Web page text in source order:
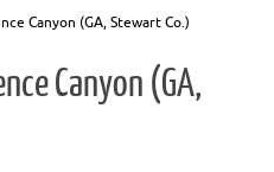
Canyon (GA, Stewart Co.)
Canyon (GA,